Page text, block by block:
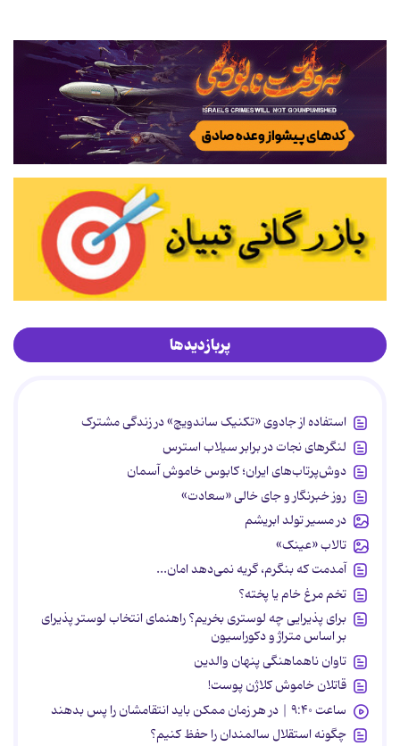
پربازدیدها
استفاده از جادوی «تکنیک ساندویچ» در زندگی مشترک
لنگرهای نجات در برابر سیلاب استرس
دوش‌پرتاب‌های ایران؛ کابوس خاموش آسمان
روز خبرنگار و جای خالی «سعادت»
در مسیر تولد ابریشم
تالاب «عینک»
آمدمت که بنگرم، گریه نمی‌دهد امان...
تخم مرغ خام یا پخته؟
برای پذیرایی چه لوستری بخریم؟ راهنمای انتخاب لوستر پذیرای
بر اساس متراژ و دکوراسیون
تاوان ناهماهنگی پنهان والدین
قاتلان خاموش کلاژن پوست!
ساعت ۹:۴۰ | در هر زمان ممکن باید انتقامشان را پس بدهند
چگونه استقلال سالمندان را حفظ کنیم؟